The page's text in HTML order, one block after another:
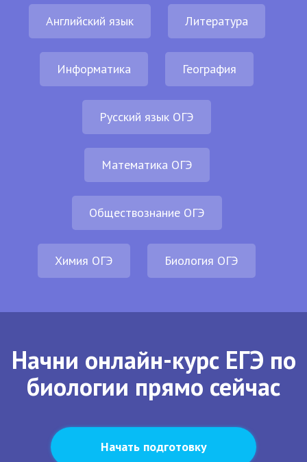
Английский язык Литература
Информатика География
Русский язык ОГЭ
Математика ОГЭ
Обществознание ОГЭ
Химия ОГЭ Биология ОГЭ
Начни онлайн-курс ЕГЭ по
биологии прямо сейчас
Начать подготовку